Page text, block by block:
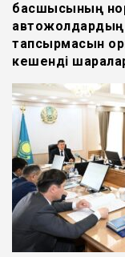
басшысының
автожолдардың
тапсырмасын
кешенді